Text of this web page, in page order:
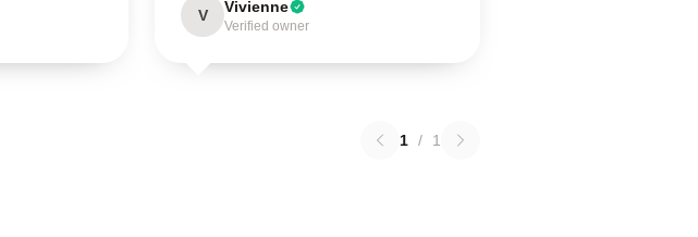
V Vivienne
Verified owner
1 / 1